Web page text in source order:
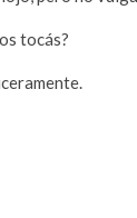
tocás?